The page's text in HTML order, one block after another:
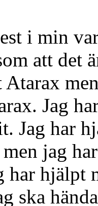
i min
att det
Atarax
Jag
Jag har
jag
har hjälpt
ska